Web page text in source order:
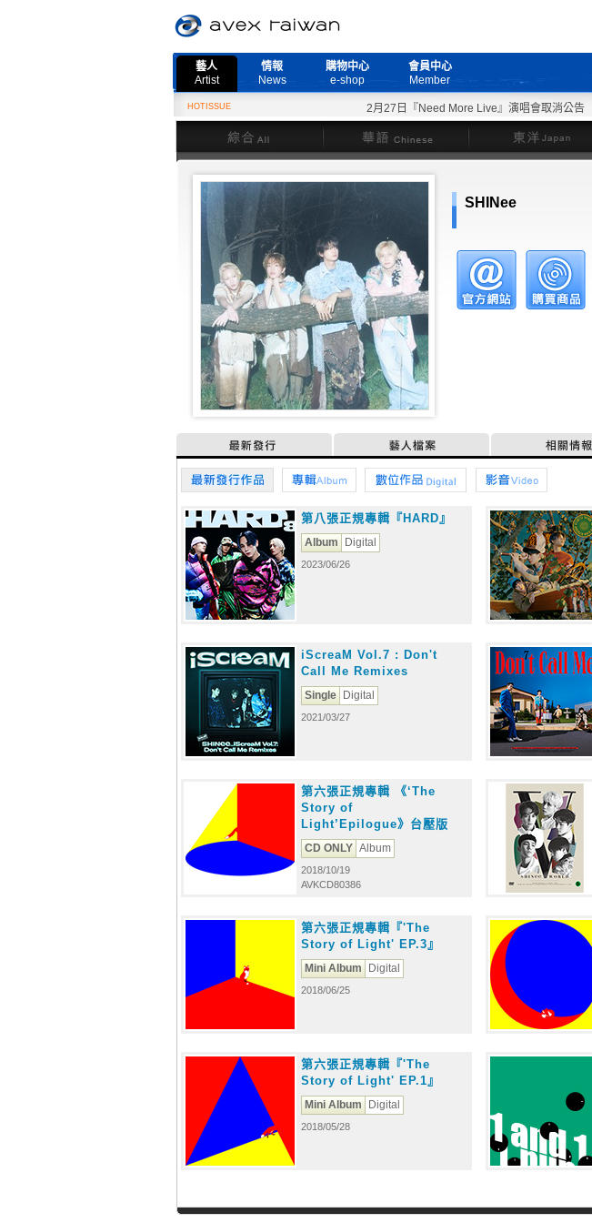
藝人
Artist
情報
News
購物中心
e-shop
會員中心
Member
HOTISSUE 2月27日『Need More Live』演唱會取消公告
綜合 華語 東洋
SHINee
最新發行 藝人檔案 相關情報
最新發行作品 專輯 數位作品 影音
第八張正規專輯『HARD』
Album Digital
2023/06/26
iScreaM Vol.7 : Don't
Call Me Remixes
Single Digital
2021/03/27
第六張正規專輯 《‘The
Story of
Light’Epilogue》台壓版
CD ONLY Album
2018/10/19
AVKCD80386
第六張正規專輯『'The
Story of Light' EP.3』
Mini Album Digital
2018/06/25
第六張正規專輯『'The
Story of Light' EP.1』
Mini Album Digital
2018/05/28